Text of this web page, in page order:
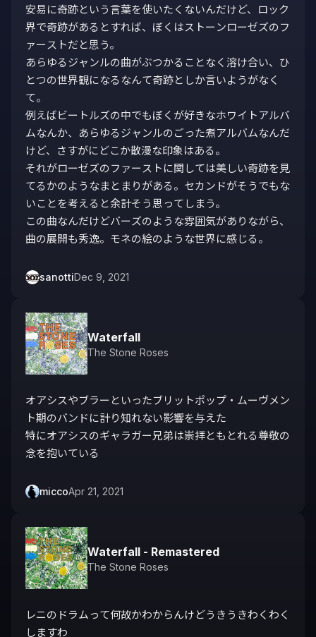
安易に奇跡という言葉を使いたくないんだけど、ロック
界で奇跡があるとすれば、ぼくはストーンローゼズのフ
ァーストだと思う。
あらゆるジャンルの曲がぶつかることなく溶け合い、ひ
とつの世界観になるなんて奇跡としか言いようがなく
て。
例えばビートルズの中でもぼくが好きなホワイトアルバ
ムなんか、あらゆるジャンルのごった煮アルバムなんだ
けど、さすがにどこか散漫な印象はある。
それがローゼズのファーストに関しては美しい奇跡を見
てるかのようなまとまりがある。セカンドがそうでもな
いことを考えると余計そう思ってしまう。
この曲なんだけどバーズのような雰囲気がありながら、
曲の展開も秀逸。モネの絵のような世界に感じる。
sanottiDec 9, 2021
Waterfall
The Stone Roses
オアシスやブラーといったブリットポップ・ムーヴメン
ト期のバンドに計り知れない影響を与えた
特にオアシスのギャラガー兄弟は崇拝ともとれる尊敬の
念を抱いている
miccoApr 21, 2021
Waterfall - Remastered
The Stone Roses
レニのドラムって何故かわからんけどうきうきわくわく
しますわ